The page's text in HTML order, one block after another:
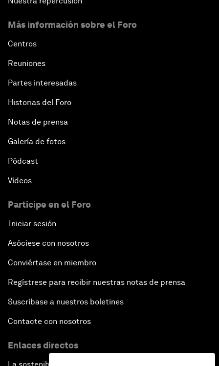
Más información sobre el Foro
Centros
Reuniones
Partes interesadas
Historias del Foro
Notas de prensa
Galería de fotos
Pódcast
Vídeos
Participe en el Foro
Iniciar sesión
Asóciese con nosotros
Conviértase en miembro
Regístrese para recibir nuestras notas de prensa
Suscríbase a nuestros boletines
Contacte con nosotros
Enlaces directos